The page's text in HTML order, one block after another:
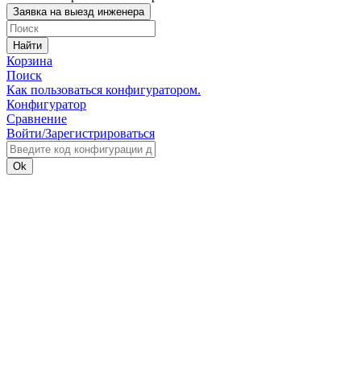
Заявка на выезд инженера
Найти
Корзина
Поиск
Как пользоваться конфигуратором.
Конфигуратор
Сравнение
Войти/Зарегистрироваться
Ok